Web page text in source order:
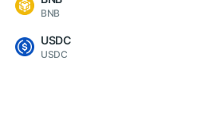
BNB
USDC
USDC